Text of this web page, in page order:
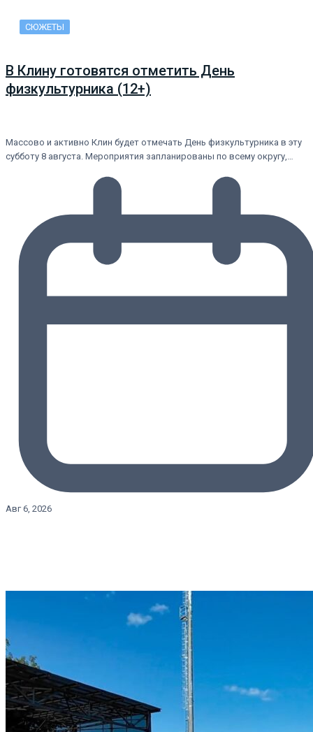
СЮЖЕТЫ
В Клину готовятся отметить День
физкультурника (12+)
Массово и активно Клин будет отмечать День физкультурника в эту
субботу 8 августа. Мероприятия запланированы по всему округу,…
Авг 6, 2026